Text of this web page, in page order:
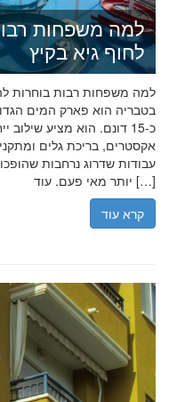
למה משפחות
לחוף גיא בקיץ
למה משפחות רבות בוחרות
בטבריה הוא פארק המים
כ-15 דונם. הוא מציע
עבודות שדרוג נרחבות
יותר מאי פעם. עוד […]
קרא עוד